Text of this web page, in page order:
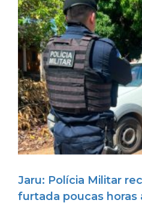
Jaru: Polícia Militar
furtada poucas horas